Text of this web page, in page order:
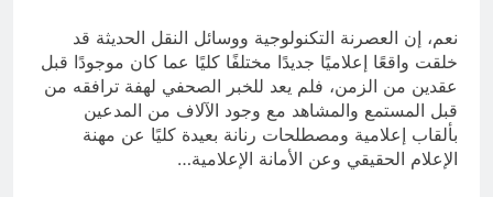
نعم، إن العصرنة التكنولوجية ووسائل النقل الحديثة قد
خلقت واقعًا إعلاميًا جديدًا مختلفًا كليًا عما كان موجودًا قبل
عقدين من الزمن، فلم يعد للخبر الصحفي لهفة ترافقه من
قبل المستمع والمشاهد مع وجود الآلاف من المدعين
بألقاب إعلامية ومصطلحات رنانة بعيدة كليًا عن مهنة
الإعلام الحقيقي وعن الأمانة الإعلامية…